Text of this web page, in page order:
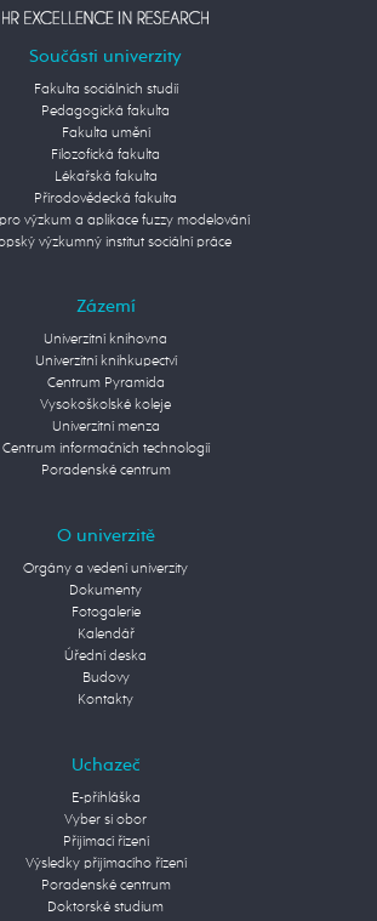
Součásti univerzity
Fakulta sociálních studií
Pedagogická fakulta
Fakulta umění
Filozofická fakulta
Lékařská fakulta
Přírodovědecká fakulta
výzkum a aplikace fuzzy modelování
výzkumný institut sociální práce
Zázemí
Univerzitní knihovna
Univerzitní knihkupectví
Centrum Pyramida
Vysokoškolské koleje
Univerzitní menza
Centrum informačních technologií
Poradenské centrum
O univerzitě
Orgány a vedení univerzity
Dokumenty
Fotogalerie
Kalendář
Úřední deska
Budovy
Kontakty
Uchazeč
E-přihláška
Vyber si obor
Přijímací řízení
Výsledky přijímacího řízení
Poradenské centrum
Doktorské studium